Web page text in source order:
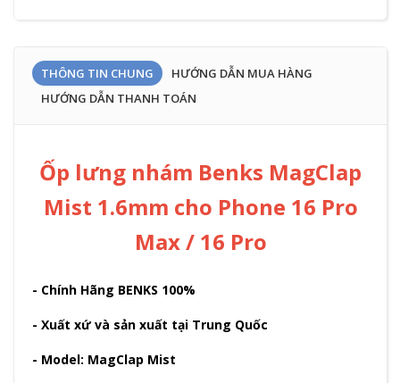
THÔNG TIN CHUNG
HƯỚNG DẪN MUA HÀNG
HƯỚNG DẪN THANH TOÁN
Ốp lưng nhám Benks MagClap
Mist 1.6mm cho Phone 16 Pro
Max / 16 Pro
- Chính Hãng BENKS 100%
- Xuất xứ và sản xuất tại Trung Quốc
- Model: MagClap Mist